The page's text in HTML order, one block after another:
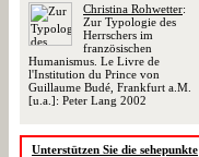
Christina Rohwetter:
Zur Typologie des
Herrschers im
französischen
Humanismus. Le Livre de
l'Institution du Prince von
Guillaume Budé, Frankfurt a.M.
[u.a.]: Peter Lang 2002
Unterstützen Sie die sehepunkte